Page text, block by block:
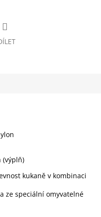
(výplň)
kukaně v kombinaci
ze speciální omyvatelné